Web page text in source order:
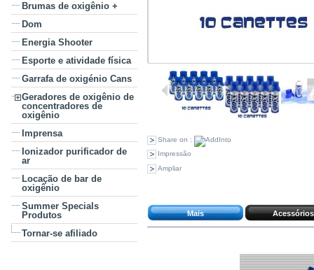
Brumas de oxigênio +
Dom
Energia Shooter
Esporte e atividade física
Garrafa de oxigénio Cans
Geradores de oxigênio de
concentradores de
oxigênio
Imprensa
Ionizador purificador de
ar
Locação de bar de
oxigênio
Summer Specials
Produtos
Tornar-se afiliado
Share on :
Impressão
Ampliar
Mais Acessórios